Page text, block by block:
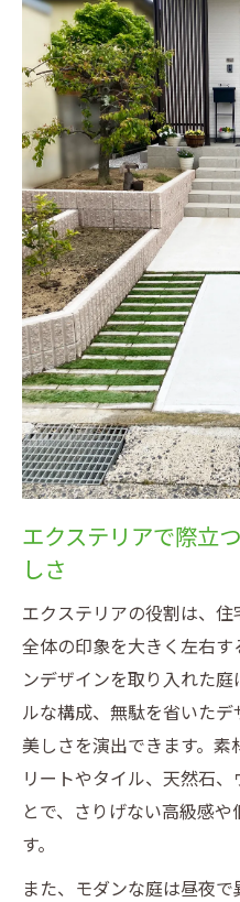
洗練された空間
ステリアの工夫
庭にも映えるエ
ン要素
外構デザインで
さ
エクステリアが
魅力
庭づくりに映えるエ
エクステリアで
出法
おしゃれなモダ
アの工夫
エクステリアの
のポイント
ア事例
エクステリアデ
プラス
洋風から和モダンま
エクステリアで
デザイン
モダンな庭づく
エクステリアと
エクステリアで際立
しさ
エクステリアの役割は、
全体の印象を大きく左右
ンデザインを取り入れた
ルな構成、無駄を省いた
美しさを演出できます。素
リートやタイル、天然石
とで、さりげない高級感
す。
また、モダンな庭は昼夜